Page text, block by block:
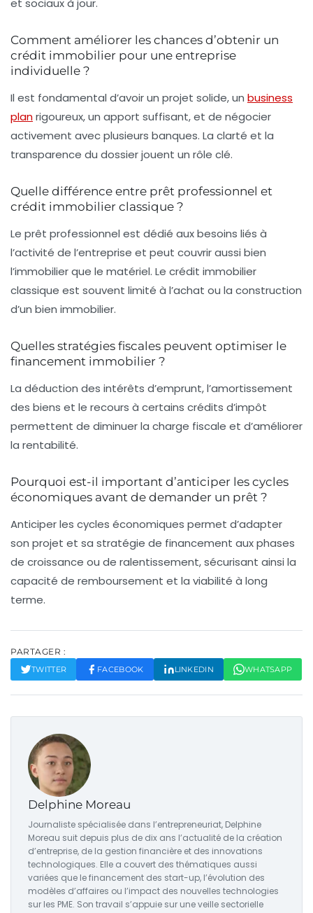
et sociaux à jour.
Comment améliorer les chances d’obtenir un
crédit immobilier pour une entreprise
individuelle ?
Il est fondamental d’avoir un projet solide, un business
planrigoureux, un apport suffisant, et de négocier
activement avec plusieurs banques. La clarté et la
transparence du dossier jouent un rôle clé.
Quelle différence entre prêt professionnel et
crédit immobilier classique ?
Le prêt professionnel est dédié aux besoins liés à
l’activité de l’entreprise et peut couvrir aussi bien
l’immobilier que le matériel. Le crédit immobilier
classique est souvent limité à l’achat ou la construction
d’un bien immobilier.
Quelles stratégies fiscales peuvent optimiser le
financement immobilier ?
La déduction des intérêts d’emprunt, l’amortissement
des biens et le recours à certains crédits d’impôt
permettent de diminuer la charge fiscale et d’améliorer
la rentabilité.
Pourquoi est-il important d’anticiper les cycles
économiques avant de demander un prêt ?
Anticiper les cycles économiques permet d’adapter
son projet et sa stratégie de financement aux phases
de croissance ou de ralentissement, sécurisant ainsi la
capacité de remboursement et la viabilité à long
terme.
PARTAGER :
TWITTER FACEBOOK LINKEDIN WHATSAPP
Delphine Moreau
Journaliste spécialisée dans l’entrepreneuriat, Delphine
Moreau suit depuis plus de dix ans l’actualité de la création
d’entreprise, de la gestion financière et des innovations
technologiques. Elle a couvert des thématiques aussi
variées que le financement des start-up, l’évolution des
modèles d’affaires ou l’impact des nouvelles technologies
sur les PME. Son travail s’appuie sur une veille sectorielle